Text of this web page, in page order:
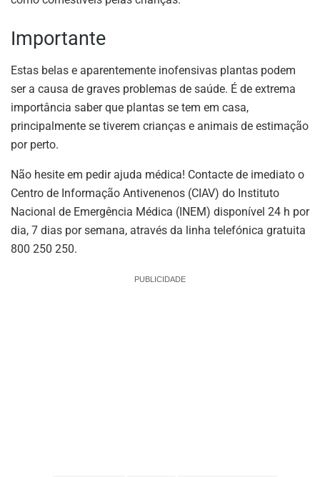
Importante
Estas belas e aparentemente inofensivas plantas podem
ser a causa de graves problemas de saúde. É de extrema
importância saber que plantas se tem em casa,
principalmente se tiverem crianças e animais de estimação
por perto.
Não hesite em pedir ajuda médica! Contacte de imediato o
Centro de Informação Antivenenos (CIAV) do Instituto
Nacional de Emergência Médica (INEM) disponível 24 h por
dia, 7 dias por semana, através da linha telefónica gratuita
800 250 250.
PUBLICIDADE